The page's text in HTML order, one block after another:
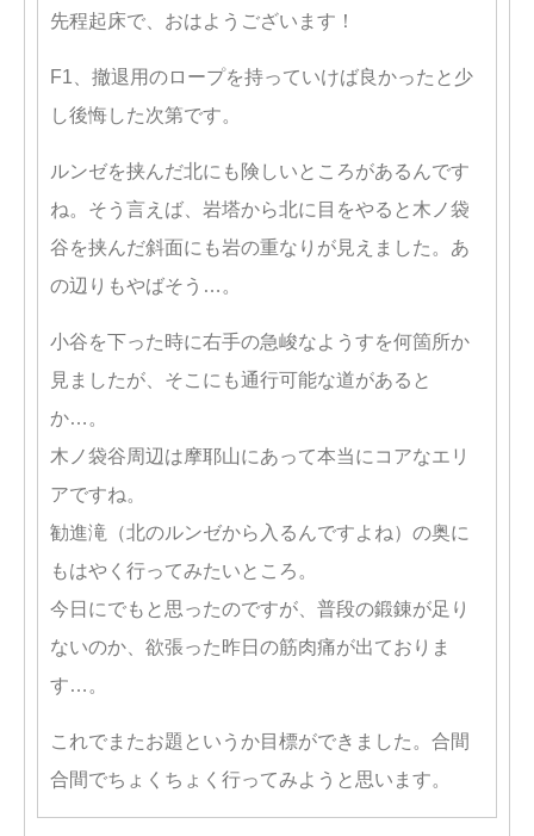
先程起床で、おはようございます！
F1、撤退用のロープを持っていけば良かったと少
し後悔した次第です。
ルンゼを挟んだ北にも険しいところがあるんです
ね。そう言えば、岩塔から北に目をやると木ノ袋
谷を挟んだ斜面にも岩の重なりが見えました。あ
の辺りもやばそう…。
小谷を下った時に右手の急峻なようすを何箇所か
見ましたが、そこにも通行可能な道があると
か…。
木ノ袋谷周辺は摩耶山にあって本当にコアなエリ
アですね。
勧進滝（北のルンゼから入るんですよね）の奥に
もはやく行ってみたいところ。
今日にでもと思ったのですが、普段の鍛錬が足り
ないのか、欲張った昨日の筋肉痛が出ておりま
す…。
これでまたお題というか目標ができました。合間
合間でちょくちょく行ってみようと思います。